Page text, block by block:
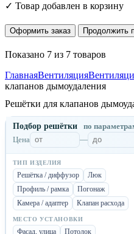
✓ Товар добавлен в корзину
Оформить заказ Продолжить
Показано 7 из 7 товаров
ГлавнаяВентиляция
клапанов дымоудаления
Решётки для клапанов
Подбор решётки
по
Цена
—
ТИП ИЗДЕЛИЯ
Решётка / диффузор
Люк
Профиль / рамка
Погонаж
Камера / адаптер
Клапан расхода
МЕСТО УСТАНОВКИ
Фасад, улица
Потолок